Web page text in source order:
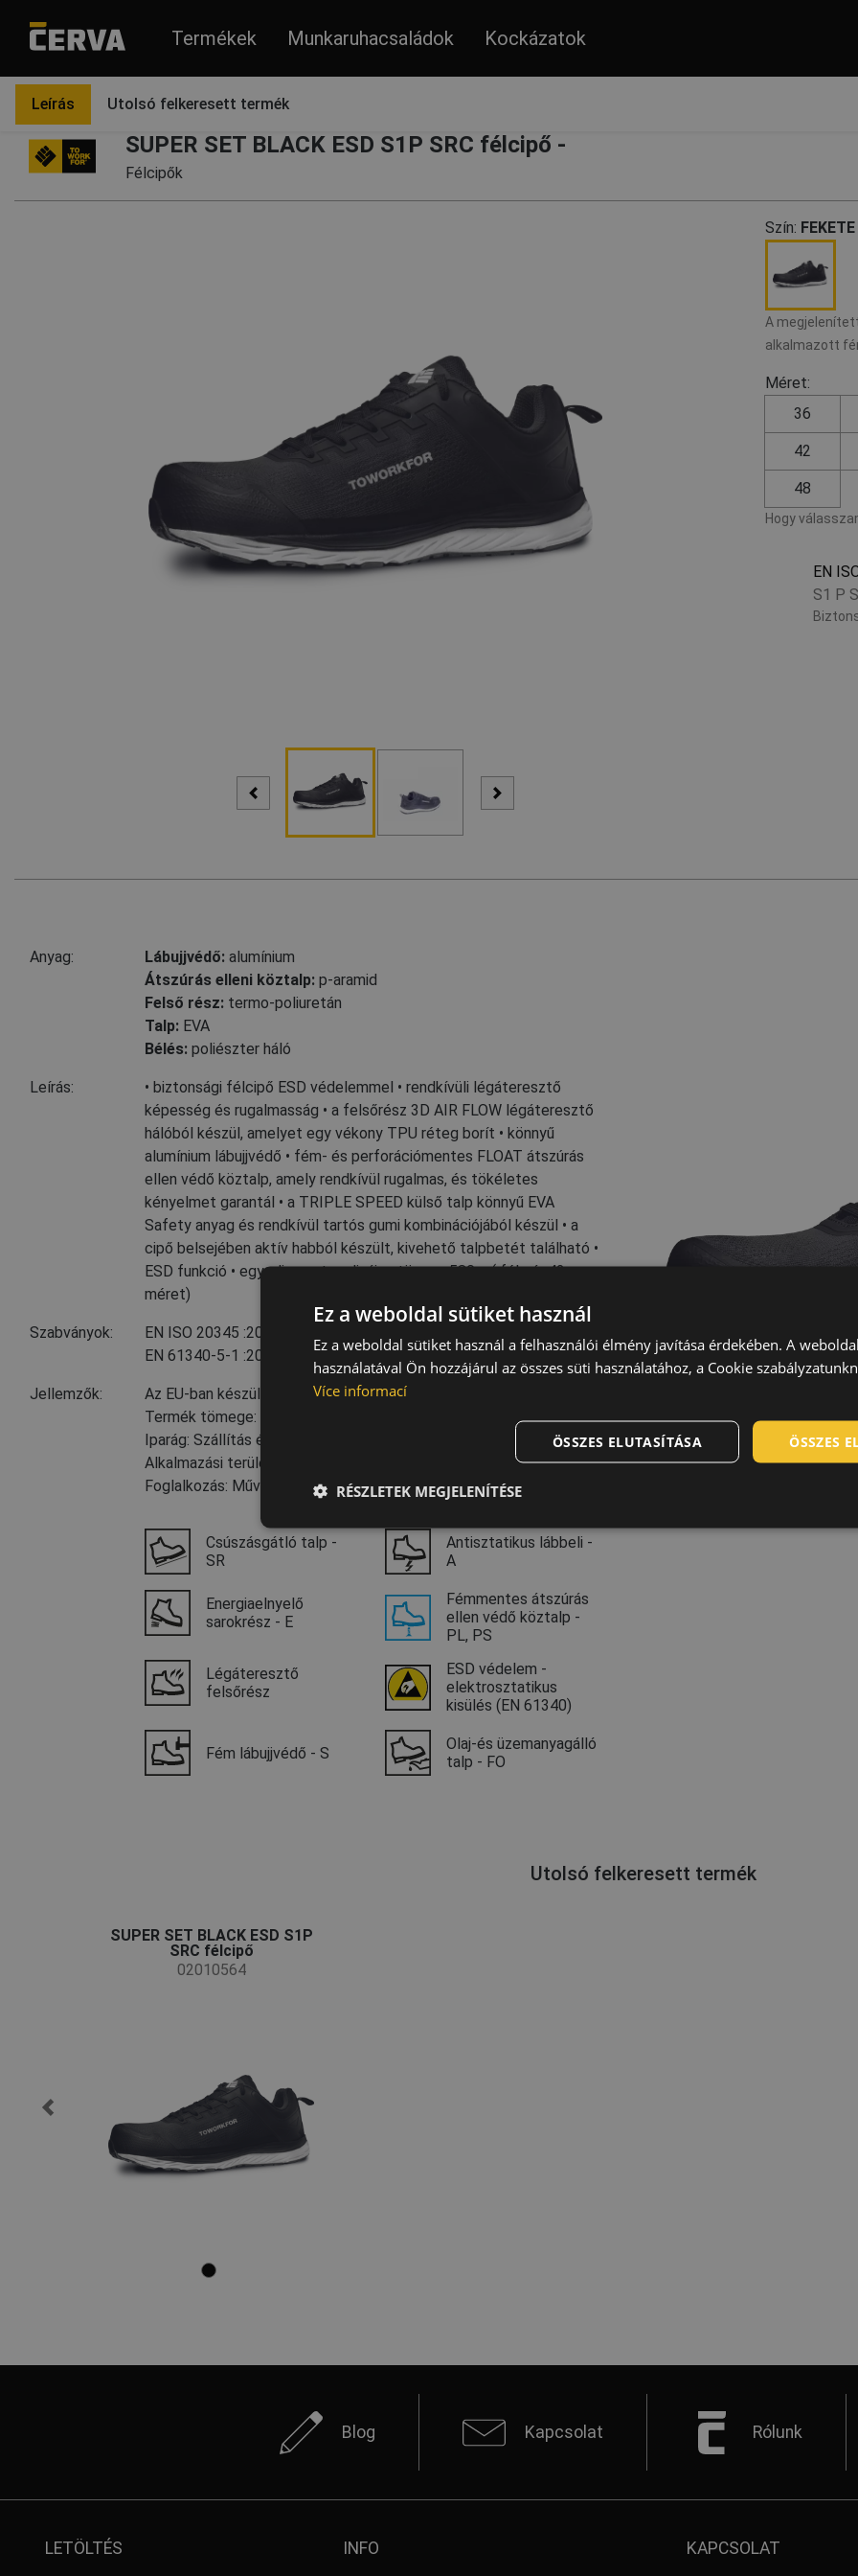
Termékek Munkaruhacsaládok Kockázatok
SUPER SET BLACK ESD S1P SRC félcipő -
Félcipők
Szín: FEKETE
A
alkalmazott
Méret:
36
42
48
Hogy
EN
S1 P
Leírás Utolsó felkeresett termék
Anyag: Lábujjvédő: alumínium
Átszúrás elleni köztalp: p-aramid
Felső rész: termo-poliuretán
Talp: EVA
Bélés: poliészter háló
Leírás:
• biztonsági félcipő ESD védelemmel • rendkívüli légáteresztő
képesség és rugalmasság • a felsőrész 3D AIR FLOW légáteresztő
hálóból készül, amelyet egy vékony TPU réteg borít • könnyű
alumínium lábujjvédő • fém- és perforációmentes FLOAT átszúrás
ellen védő köztalp, amely rendkívül rugalmas, és tökéletes
kényelmet garantál • a TRIPLE SPEED külső talp könnyű EVA
Safety anyag és rendkívül tartós gumi kombinációjából készül • a
cipő belsejében aktív habból készült, kivehető talpbetét található •
ESD funkció • egyedi, sportos dizájn • tömeg: 580 g ( fél pár 42-es
méret)
Szabványok: EN ISO 20345 :2011
EN 61340-5-1 :2016
Jellemzők:
Az EU-ban készült
Termék tömege: 580 g
Iparág: Szállítás és logisztika, Autóipar
Alkalmazási területek: Gyülekezőhelyiség
Foglalkozás: Művezető, Raktáros
Csúszásgátló talp -
SR
Antisztatikus lábbeli -
A
Energiaelnyelő
sarokrész - E
Fémmentes átszúrás
ellen védő köztalp -
PL, PS
Légáteresztő
felsőrész
ESD védelem -
elektrosztatikus
kisülés (EN 61340)
Fém lábujjvédő - S
Olaj-és üzemanyagálló
talp - FO
Utolsó felkeresett termék
SUPER SET BLACK ESD S1P
SRC félcipő
02010564
Blog Kapcsolat Rólunk
LETÖLTÉS INFO KAPCSOLAT
Ez a weboldal sütiket használ
Ez a weboldal sütiket használ a felhasználói élmény javítása érdekében. A
használatával Ön hozzájárul az összes süti használatához, a Cookie
Více informací
ÖSSZES
ÖSSZES ELUTASÍTÁSA
RÉSZLETEK MEGJELENÍTÉSE